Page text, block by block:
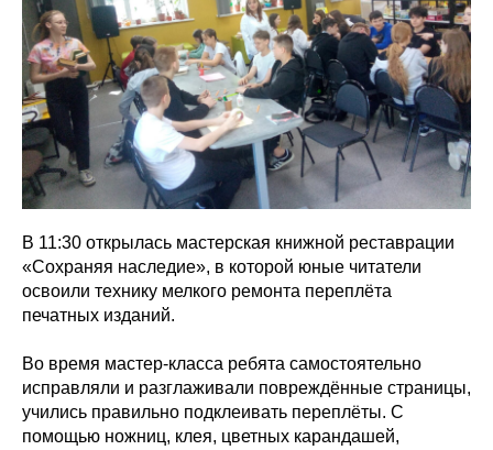
В 11:30 открылась мастерская книжной реставрации
«Сохраняя наследие», в которой юные читатели
освоили технику мелкого ремонта переплёта
печатных изданий.
Во время мастер-класса ребята самостоятельно
исправляли и разглаживали повреждённые страницы,
учились правильно подклеивать переплёты. С
помощью ножниц, клея, цветных карандашей,